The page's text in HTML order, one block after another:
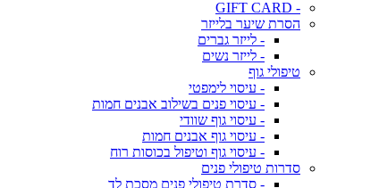
- GIFT CARD
הסרת שיער בלייזר
- לייזר גברים
- לייזר נשים
טיפולי גוף
- עיסוי לימפטי
- עיסוי פנים בשילוב אבנים חמות
- עיסוי גוף שוודי
- עיסוי גוף אבנים חמות
- עיסוי גוף וטיפול בכוסות רוח
סדרות טיפולי פנים
- סדרת טיפולי פנים מסכת לד